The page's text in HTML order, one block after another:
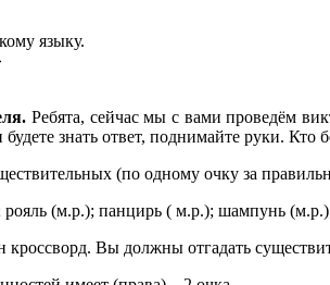
языку.
Ребята, сейчас мы с вами проведём
знать ответ, поднимайте руки. Кто
(по одному очку за
(м.р.); панцирь ( м.р.); шампунь
кроссворд. Вы должны отгадать